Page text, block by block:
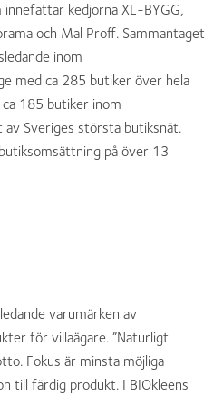
kedjorna XL-BYGG,
och Mal Proff. Sammantaget
inom
med ca 285 butiker över hela
185 butiker inom
Sveriges största butiksnät.
på över 13
varumärken av
för villaägare. ”Naturligt
Fokus är minsta möjliga
till färdig produkt. I BIOkleens